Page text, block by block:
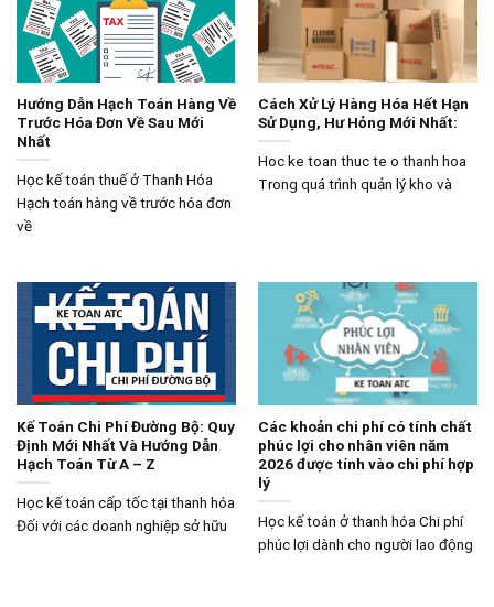
Hướng Dẫn Hạch Toán Hàng Về
Trước Hóa Đơn Về Sau Mới
Nhất
Học kế toán thuế ở Thanh Hóa
Hạch toán hàng về trước hóa đơn
về
Cách Xử Lý Hàng Hóa Hết Hạn
Sử Dụng, Hư Hỏng Mới Nhất:
Hoc ke toan thuc te o thanh hoa
Trong quá trình quản lý kho và
Kế Toán Chi Phí Đường Bộ: Quy
Định Mới Nhất Và Hướng Dẫn
Hạch Toán Từ A – Z
Học kế toán cấp tốc tại thanh hóa
Đối với các doanh nghiệp sở hữu
Các khoản chi phí có tính chất
phúc lợi cho nhân viên năm
2026 được tính vào chi phí hợp
lý
Học kế toán ở thanh hóa Chi phí
phúc lợi dành cho người lao động